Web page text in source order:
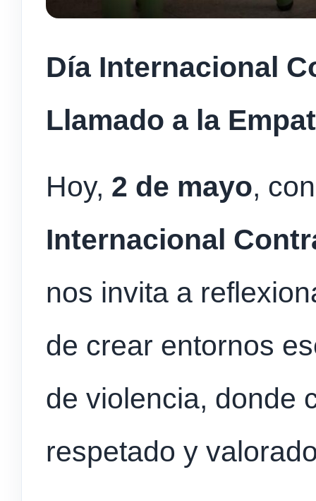
Día Internacional
Llamado a la
Hoy, 2 de mayo,
Internacional
nos invita a
de crear entornos
de violencia, donde
respetado y